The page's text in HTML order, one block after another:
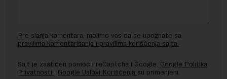
Pre slanja komentara, molimo vas da se upoznate sa
pravilima komentarisanja i pravilima korišćenja sajta.
Sajt je zaštićen pomocu reCaptcha i Google. Google Politika
Privatnosti i Google Uslovi Korišćenja su primenjeni.